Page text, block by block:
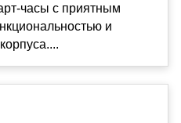
часы с приятным
и